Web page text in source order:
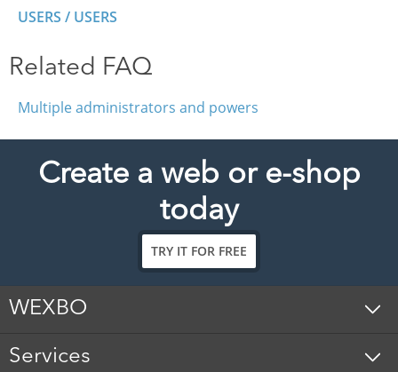
USERS / USERS
Related FAQ
Multiple administrators and powers
Create a web or e-shop
today
TRY IT FOR FREE
WEXBO
Services